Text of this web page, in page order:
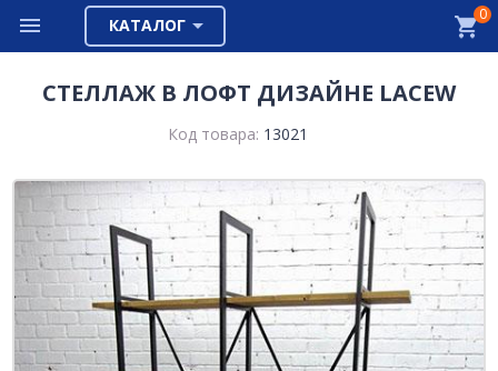
КАТАЛОГ
0
СТЕЛЛАЖ В ЛОФТ ДИЗАЙНЕ LACEW
Код товара: 13021